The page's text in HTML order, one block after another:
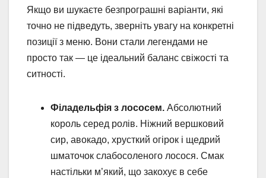
Якщо ви шукаєте безпрограшні варіанти, які
точно не підведуть, зверніть увагу на конкретні
позиції з меню. Вони стали легендами не
просто так — це ідеальний баланс свіжості та
ситності.
Філадельфія з лососем. Абсолютний
король серед ролів. Ніжний вершковий
сир, авокадо, хрусткий огірок і щедрий
шматочок слабосоленого лосося. Смак
настільки м’який, що закохує в себе